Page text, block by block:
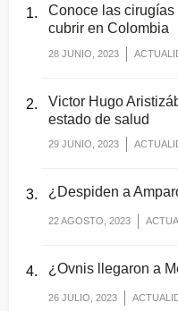
Conoce las
cubrir en Colombia
28 JUNIO, 2023
Victor Hugo
estado de salud
29 JUNIO, 2023
¿Despiden a
22 AGOSTO, 2023
¿Ovnis llegaron a
26 JULIO, 2023